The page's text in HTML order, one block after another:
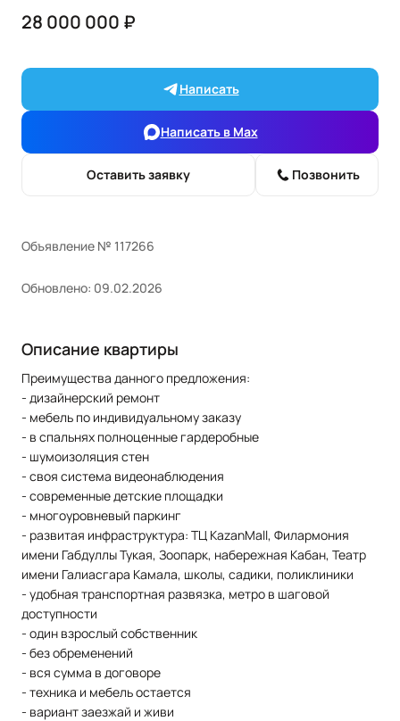
28 000 000 ₽
Написать
Написать в Max
Оставить заявку Позвонить
Объявление № 117266
Обновлено: 09.02.2026
Описание квартиры
Преимущества данного предложения:
- дизайнерский ремонт
- мебель по индивидуальному заказу
- в спальнях полноценные гардеробные
- шумоизоляция стен
- своя система видеонаблюдения
- современные детские площадки
- многоуровневый паркинг
- развитая инфраструктура: ТЦ KazanMall, Филармония
имени Габдуллы Тукая, Зоопарк, набережная Кабан, Театр
имени Галиасгара Камала, школы, садики, поликлиники
- удобная транспортная развязка, метро в шаговой
доступности
- один взрослый собственник
- без обременений
- вся сумма в договоре
- техника и мебель остается
- вариант заезжай и живи